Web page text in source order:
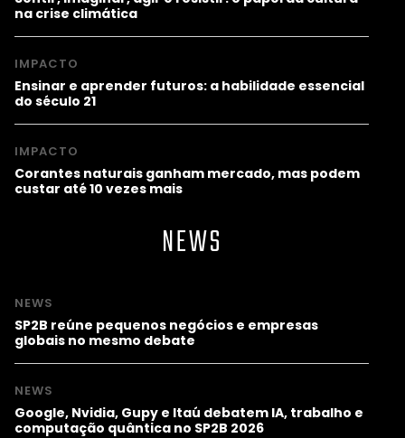
na crise climática
IMPACTO
Ensinar e aprender futuros: a habilidade essencial
do século 21
IMPACTO
Corantes naturais ganham mercado, mas podem
custar até 10 vezes mais
NEWS
NEWS
SP2B reúne pequenos negócios e empresas
globais no mesmo debate
NEWS
Google, Nvidia, Gupy e Itaú debatem IA, trabalho e
computação quântica no SP2B 2026